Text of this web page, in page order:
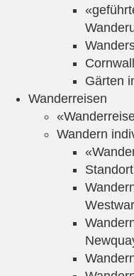
Gärten
Wanderreisen
Wandern